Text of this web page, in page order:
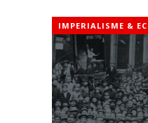
IMPERIALISME &